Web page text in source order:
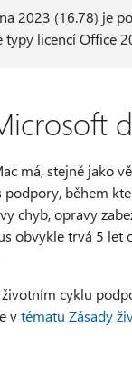
2023 (16.78) je
licencí Office
má, stejně jako
podpory, během
chyb, opravy
obvykle trvá 5 let
cyklu
vtématu Zásady